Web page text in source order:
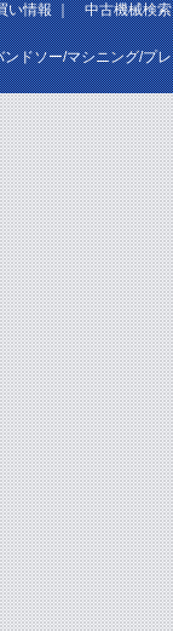
い情報｜中古機械検索
ドソー/マシニング/プ